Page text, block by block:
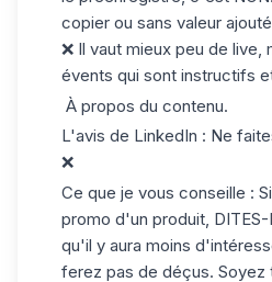
copier ou sans valeur
❌ Il vaut mieux peu de live,
évents qui sont instructifs
À propos du contenu.
L'avis de LinkedIn : Ne
❌
Ce que je vous conseille :
promo d'un produit,
qu'il y aura moins
ferez pas de déçus. Soyez